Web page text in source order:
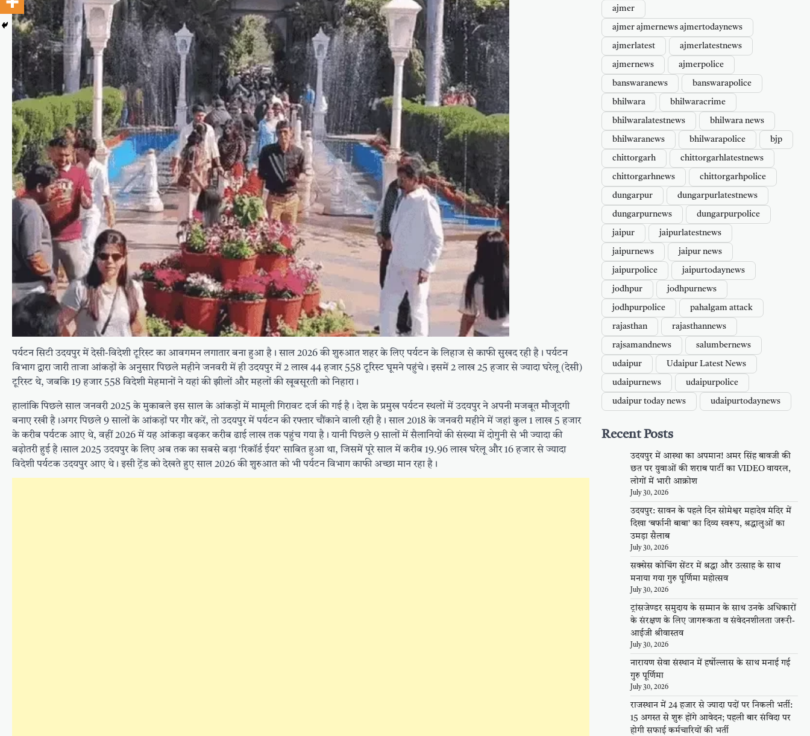
पर्यटन सिटी उदयपुर में देसी-विदेशी टूरिस्ट का आवगमन लगातार बना हुआ है। साल 2026 की शुरुआत शहर के लिए पर्यटन के लिहाज से काफी सुखद रही है। पर्यटन
विभाग द्वारा जारी ताजा आंकड़ों के अनुसार पिछले महीने जनवरी में ही उदयपुर में 2 लाख 44 हजार 558 टूरिस्ट घूमने पहुंचे। इसमें 2 लाख 25 हजार से ज्यादा घरेलू (देसी)
टूरिस्ट थे, जबकि 19 हजार 558 विदेशी मेहमानों ने यहां की झीलों और महलों की खूबसूरती को निहारा।
हालांकि पिछले साल जनवरी 2025 के मुकाबले इस साल के आंकड़ों में मामूली गिरावट दर्ज की गई है। देश के प्रमुख पर्यटन स्थलों में उदयपुर ने अपनी मजबूत मौजूदगी
बनाए रखी है।अगर पिछले 9 सालों के आंकड़ों पर गौर करें, तो उदयपुर में पर्यटन की रफ्तार चौंकाने वाली रही है। साल 2018 के जनवरी महीने में जहां कुल 1 लाख 5 हजार
के करीब पर्यटक आए थे, वहीं 2026 में यह आंकड़ा बढ़कर करीब ढाई लाख तक पहुंच गया है। यानी पिछले 9 सालों में सैलानियों की संख्या में दोगुनी से भी ज्यादा की
बढ़ोतरी हुई है।साल 2025 उदयपुर के लिए अब तक का सबसे बड़ा ‘रिकॉर्ड ईयर’ साबित हुआ था, जिसमें पूरे साल में करीब 19.96 लाख घरेलू और 16 हजार से ज्यादा
विदेशी पर्यटक उदयपुर आए थे। इसी ट्रेंड को देखते हुए साल 2026 की शुरुआत को भी पर्यटन विभाग काफी अच्छा मान रहा है।
ajmer
ajmer ajmernews ajmertodaynews
ajmerlatest ajmerlatestnews
ajmernews ajmerpolice
banswaranews banswarapolice
bhilwara bhilwaracrime
bhilwaralatestnews bhilwara news
bhilwaranews bhilwarapolice bjp
chittorgarh chittorgarhlatestnews
chittorgarhnews chittorgarhpolice
dungarpur dungarpurlatestnews
dungarpurnews dungarpurpolice
jaipur jaipurlatestnews
jaipurnews jaipur news
jaipurpolice jaipurtodaynews
jodhpur jodhpurnews
jodhpurpolice pahalgam attack
rajasthan rajasthannews
rajsamandnews salumbernews
udaipur Udaipur Latest News
udaipurnews udaipurpolice
udaipur today news udaipurtodaynews
Recent Posts
उदयपुर में आस्था का अपमान! अमर सिंह बावजी की
छत पर युवाओं की शराब पार्टी का VIDEO वायरल,
लोगों में भारी आक्रोश
July 30, 2026
उदयपुर: सावन के पहले दिन सोमेश्वर महादेव मंदिर में
दिखा ‘बर्फानी बाबा’ का दिव्य स्वरूप, श्रद्धालुओं का
उमड़ा सैलाब
July 30, 2026
सक्सेस कोचिंग सेंटर में श्रद्धा और उत्साह के साथ
मनाया गया गुरु पूर्णिमा महोत्सव
July 30, 2026
ट्रांसजेण्डर समुदाय के सम्मान के साथ उनके अधिकारों
के संरक्षण के लिए जागरूकता व संवेदनशीलता जरूरी-
आईजी श्रीवास्तव
July 30, 2026
नारायण सेवा संस्थान में हर्षोल्लास के साथ मनाई गई
गुरु पूर्णिमा
July 30, 2026
राजस्थान में 24 हजार से ज्यादा पदों पर निकली भर्ती:
15 अगस्त से शुरू होंगे आवेदन; पहली बार संविदा पर
होगी सफाई कर्मचारियों की भर्ती